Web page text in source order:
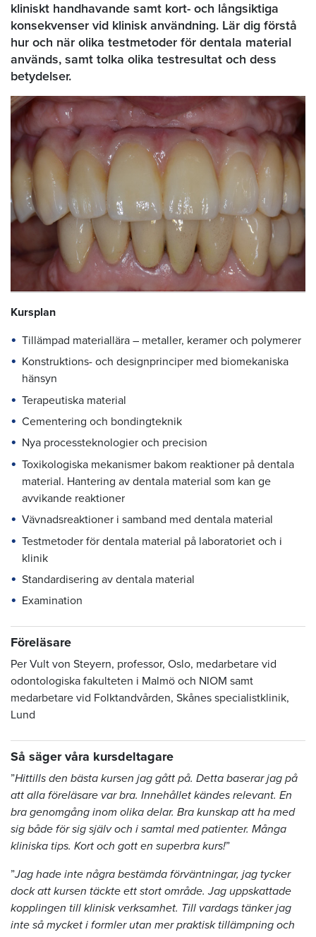
kliniskt handhavande samt kort- och långsiktiga
konsekvenser vid klinisk användning. Lär dig förstå
hur och när olika testmetoder för dentala material
används, samt tolka olika testresultat och dess
betydelser.
Kursplan
Tillämpad materiallära – metaller, keramer och polymerer
Konstruktions- och designprinciper med biomekaniska
hänsyn
Terapeutiska material
Cementering och bondingteknik
Nya processteknologier och precision
Toxikologiska mekanismer bakom reaktioner på dentala
material. Hantering av dentala material som kan ge
avvikande reaktioner
Vävnadsreaktioner i samband med dentala material
Testmetoder för dentala material på laboratoriet och i
klinik
Standardisering av dentala material
Examination
Föreläsare
Per Vult von Steyern, professor, Oslo, medarbetare vid
odontologiska fakulteten i Malmö och NIOM samt
medarbetare vid Folktandvården, Skånes specialistklinik,
Lund
Så säger våra kursdeltagare
”Hittills den bästa kursen jag gått på. Detta baserar jag på
att alla föreläsare var bra. Innehållet kändes relevant. En
bra genomgång inom olika delar. Bra kunskap att ha med
sig både för sig själv och i samtal med patienter. Många
kliniska tips. Kort och gott en superbra kurs!”
”Jag hade inte några bestämda förväntningar, jag tycker
dock att kursen täckte ett stort område. Jag uppskattade
kopplingen till klinisk verksamhet. Till vardags tänker jag
inte så mycket i formler utan mer praktisk tillämpning och